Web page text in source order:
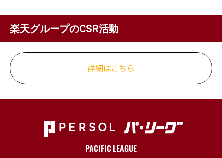
楽天グループのCSR活動
詳細はこちら
PACIFIC LEAGUE